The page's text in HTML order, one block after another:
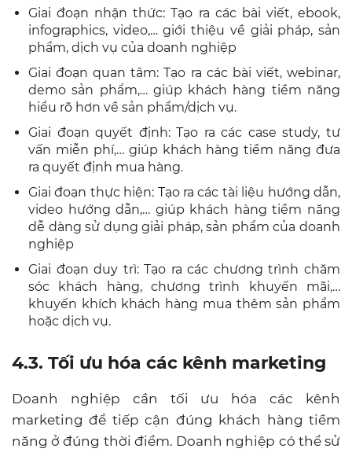
Giai đoạn nhận thức: Tạo ra các bài viết, ebook,
infographics, video,… giới thiệu về giải pháp, sản
phẩm, dịch vụ của doanh nghiệp
Giai đoạn quan tâm: Tạo ra các bài viết, webinar,
demo sản phẩm,… giúp khách hàng tiềm năng
hiểu rõ hơn về sản phẩm/dịch vụ.
Giai đoạn quyết định: Tạo ra các case study, tư
vấn miễn phí,… giúp khách hàng tiềm năng đưa
ra quyết định mua hàng.
Giai đoạn thực hiện: Tạo ra các tài liệu hướng dẫn,
video hướng dẫn,… giúp khách hàng tiềm năng
dễ dàng sử dụng giải pháp, sản phẩm của doanh
nghiệp
Giai đoạn duy trì: Tạo ra các chương trình chăm
sóc khách hàng, chương trình khuyến mãi,…
khuyến khích khách hàng mua thêm sản phẩm
hoặc dịch vụ.
4.3. Tối ưu hóa các kênh marketing
Doanh nghiệp cần tối ưu hóa các kênh
marketing để tiếp cận đúng khách hàng tiềm
năng ở đúng thời điểm. Doanh nghiệp có thể sử